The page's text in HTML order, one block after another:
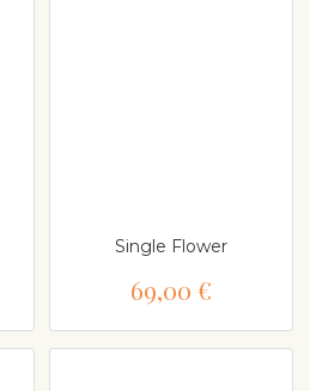
Single Flower
69,00 €